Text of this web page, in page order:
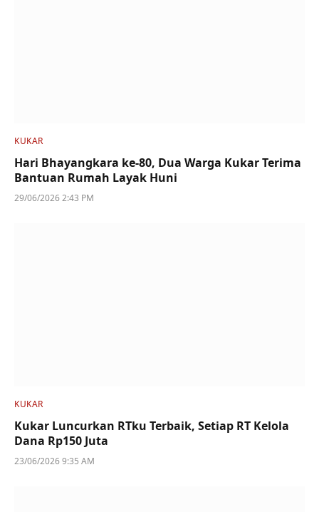
KUKAR
Hari Bhayangkara ke-80, Dua Warga Kukar Terima
Bantuan Rumah Layak Huni
29/06/2026 2:43 PM
KUKAR
Kukar Luncurkan RTku Terbaik, Setiap RT Kelola
Dana Rp150 Juta
23/06/2026 9:35 AM